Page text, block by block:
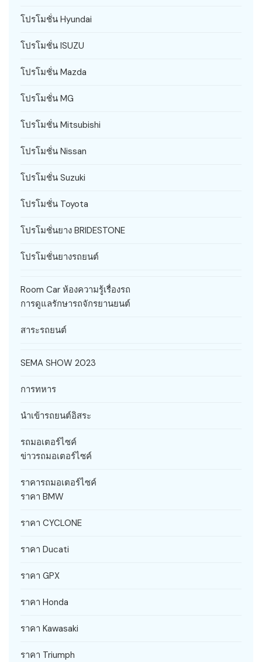
โปรโมชั่น Hyundai
โปรโมชั่น ISUZU
โปรโมชั่น Mazda
โปรโมชั่น MG
โปรโมชั่น Mitsubishi
โปรโมชั่น Nissan
โปรโมชั่น Suzuki
โปรโมชั่น Toyota
โปรโมชั่นยาง BRIDESTONE
โปรโมชั่นยางรถยนต์
Room Car ห้องความรู้เรื่องรถ
การดูแลรักษารถจักรยานยนต์
สาระรถยนต์
SEMA SHOW 2023
การทหาร
นำเข้ารถยนต์อิสระ
รถมอเตอร์ไซค์
ข่าวรถมอเตอร์ไซค์
ราคารถมอเตอร์ไซค์
ราคา BMW
ราคา CYCLONE
ราคา Ducati
ราคา GPX
ราคา Honda
ราคา Kawasaki
ราคา Triumph